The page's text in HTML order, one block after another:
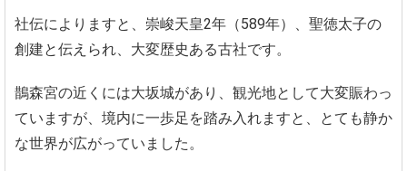
社伝によりますと、崇峻天皇2年（589年）、聖徳太子の
創建と伝えられ、大変歴史ある古社です。
鵲森宮の近くには大坂城があり、観光地として大変賑わっ
ていますが、境内に一歩足を踏み入れますと、とても静か
な世界が広がっていました。